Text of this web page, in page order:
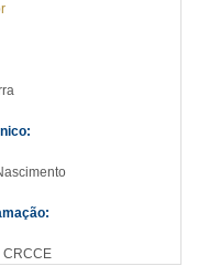
CRCCE